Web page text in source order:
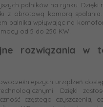
palników na rynku.
z obrotową komorą
palnika wpływając na
od 5 do 250 KW.
rozwiązania w
urządzeń
Dzięki
częstego czyszczenia,